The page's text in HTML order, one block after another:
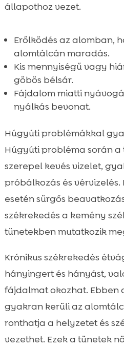
állapothoz vezet.
Erőlködés az alomban,
alomtálcán maradás.
Kis mennyiségű vagy
göbös bélsár.
Fájdalom miatti
nyálkás bevonat.
Húgyúti problémákkal
Húgyúti probléma során
szerepel kevés vizelet,
próbálkozás és
esetén sürgős
székrekedés a kemény
tünetekben mutatkozik
Krónikus székrekedés
hányingert és hányást,
fájdalmat okozhat. Ebben
gyakran kerüli az
ronthatja a helyzetet és
vezethet. Ezek a tünetek